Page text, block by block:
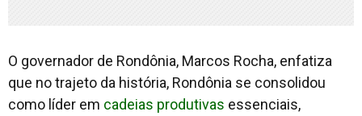
O governador de Rondônia, Marcos Rocha, enfatiza
que no trajeto da história, Rondônia se consolidou
como líder em cadeias produtivas essenciais,